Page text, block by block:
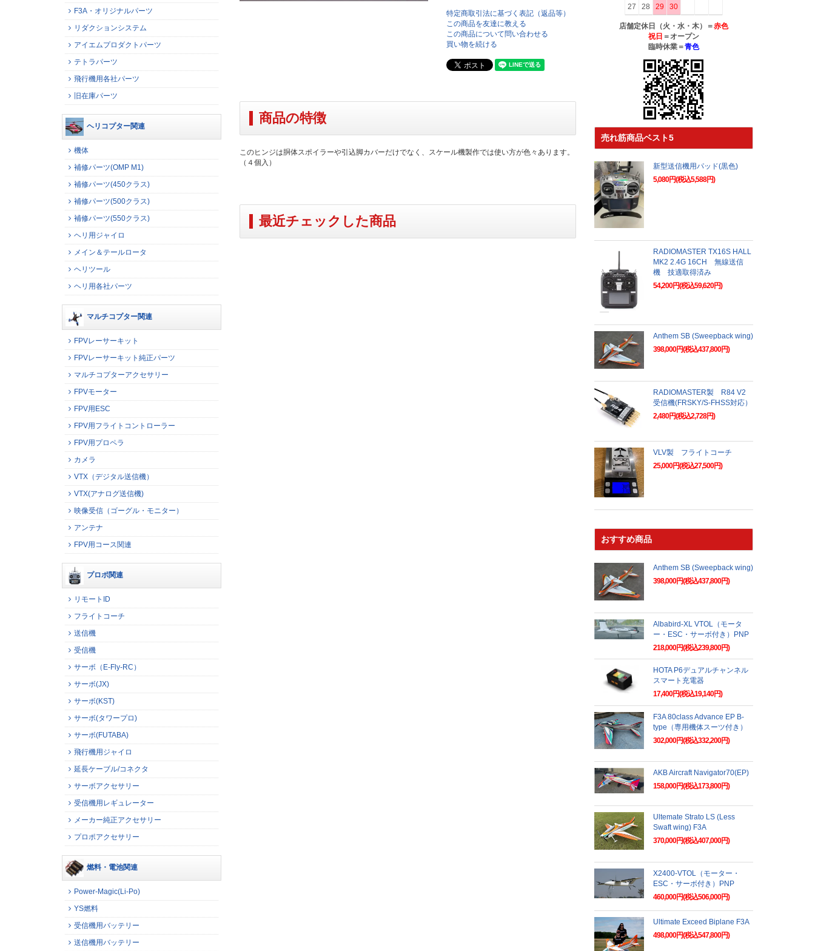
特定商取引法に基づく表記（返品等）
この商品を友達に教える
この商品について問い合わせる
買い物を続ける
商品の特徴
このヒンジは胴体スポイラーや引込脚カバーだけでなく、スケール機製作では使い方が色々あります。
（４個入）
最近チェックした商品
F3A・オリジナルパーツ
リダクションシステム
アイエムプロダクトパーツ
テトラパーツ
飛行機用各社パーツ
旧在庫パーツ
ヘリコプター関連
機体
補修パーツ(OMP M1)
補修パーツ(450クラス)
補修パーツ(500クラス)
補修パーツ(550クラス)
ヘリ用ジャイロ
メイン＆テールロータ
ヘリツール
ヘリ用各社パーツ
マルチコプター関連
FPVレーサーキット
FPVレーサーキット純正パーツ
マルチコプターアクセサリー
FPVモーター
FPV用ESC
FPV用フライトコントローラー
FPV用プロペラ
カメラ
VTX（デジタル送信機）
VTX(アナログ送信機)
映像受信（ゴーグル・モニター）
アンテナ
FPV用コース関連
プロポ関連
リモートID
フライトコーチ
送信機
受信機
サーボ（E-Fly-RC）
サーボ(JX)
サーボ(KST)
サーボ(タワープロ)
サーボ(FUTABA)
飛行機用ジャイロ
延長ケーブル/コネクタ
サーボアクセサリー
受信機用レギュレーター
メーカー純正アクセサリー
プロポアクセサリー
燃料・電池関連
Power-Magic(Li-Po)
YS燃料
受信機用バッテリー
送信機用バッテリー
27
28 29 30
店舗定休日（火・水・木）＝赤色
祝日 ＝オープン
臨時休業＝青色
売れ筋商品ベスト5
新型送信機用パッド(黒色)
5,080円(税込5,588円)
RADIOMASTER TX16S HALL
MK2 2.4G 16CH 無線送信
機 技適取得済み
54,200円(税込59,620円)
Anthem SB (Sweepback wing)
398,000円(税込437,800円)
RADIOMASTER製 R84 V2
受信機(FRSKY/S-FHSS対応）
2,480円(税込2,728円)
VLV製 フライトコーチ
25,000円(税込27,500円)
おすすめ商品
Anthem SB (Sweepback wing)
398,000円(税込437,800円)
Albabird-XL VTOL（モータ
ー・ESC・サーボ付き）PNP
218,000円(税込239,800円)
HOTA P6デュアルチャンネル
スマート充電器
17,400円(税込19,140円)
F3A 80class Advance EP B-
type（専用機体スーツ付き）
302,000円(税込332,200円)
AKB Aircraft Navigator70(EP)
158,000円(税込173,800円)
Ultemate Strato LS (Less
Swaft wing) F3A
370,000円(税込407,000円)
X2400-VTOL（モーター・
ESC・サーボ付き）PNP
460,000円(税込506,000円)
Ultimate Exceed Biplane F3A
498,000円(税込547,800円)